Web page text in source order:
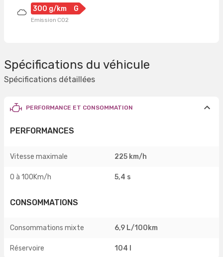
300 g/km G
Emission CO2
Spécifications du véhicule
Spécifications détaillées
PERFORMANCE ET CONSOMMATION
PERFORMANCES
Vitesse maximale 225 km/h
0 à 100Km/h 5,4 s
CONSOMMATIONS
Consommations mixte 6,9 L/100km
Réservoire 104 l